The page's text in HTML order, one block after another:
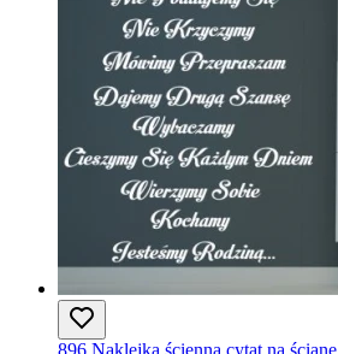
896 Naklejka ścienna cytat na ścianę